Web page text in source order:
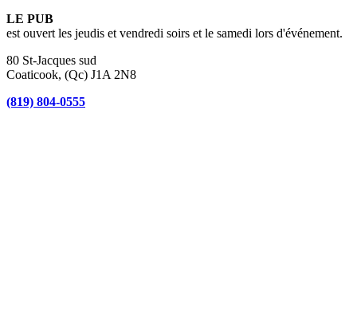
LE PUB
est ouvert les jeudis et vendredi soirs et le samedi lors d'événement.
80 St-Jacques sud
Coaticook, (Qc) J1A 2N8
(819) 804-0555